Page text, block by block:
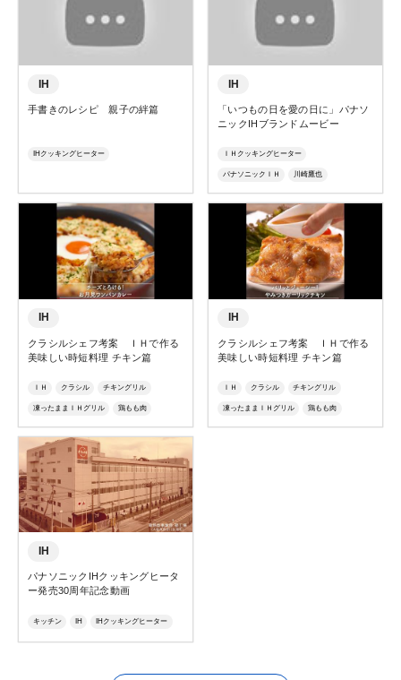
IH
手書きのレシピ 親子の絆篇
IHクッキングヒーター
IH
「いつもの日を愛の日に」パナソ
ニックIHブランドムービー
ＩＨクッキングヒーター
パナソニックＩＨ 川崎鷹也
IH
クラシルシェフ考案 ＩＨで作る
美味しい時短料理 チキン篇
ＩＨ クラシル チキングリル
凍ったままＩＨグリル 鶏もも肉
鶏グリル焼き ＩＨクッキングヒーター
IH
クラシルシェフ考案 ＩＨで作る
美味しい時短料理 チキン篇
ＩＨ クラシル チキングリル
凍ったままＩＨグリル 鶏もも肉
鶏グリル焼き ＩＨクッキングヒーター
IH
パナソニックIHクッキングヒータ
ー発売30周年記念動画
キッチン IH IHクッキングヒーター